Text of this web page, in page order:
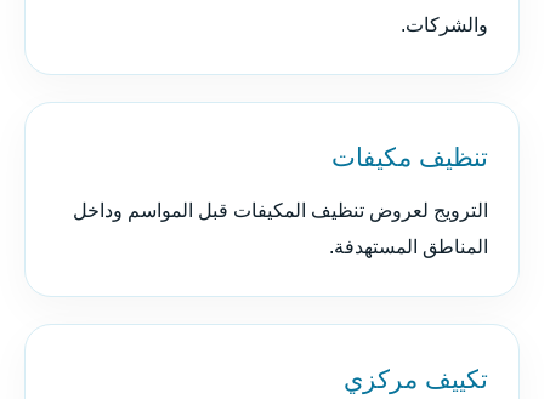
والشركات.
تنظيف مكيفات
الترويج لعروض تنظيف المكيفات قبل المواسم وداخل
المناطق المستهدفة.
تكييف مركزي